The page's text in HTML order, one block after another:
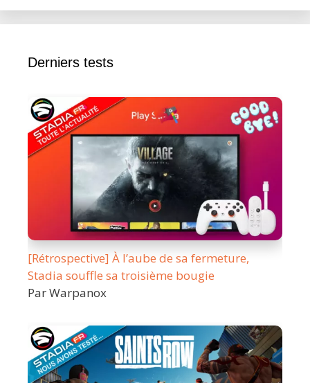
Derniers tests
[Rétrospective] À l’aube de sa fermeture,
Stadia souffle sa troisième bougie
Par Warpanox